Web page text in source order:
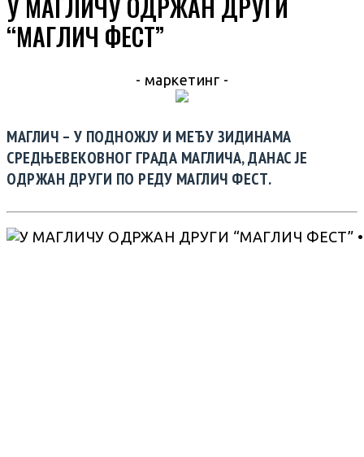
“МАГЛИЧ ФЕСТ”
- маркетинг -
МАГЛИЧ – У ПОДНОЖЈУ И МЕЂУ ЗИДИНАМА
СРЕДЊЕВЕКОВНОГ ГРАДА МАГЛИЧА, ДАНАС ЈЕ
ОДРЖАН ДРУГИ ПО РЕДУ МАГЛИЧ ФЕСТ.